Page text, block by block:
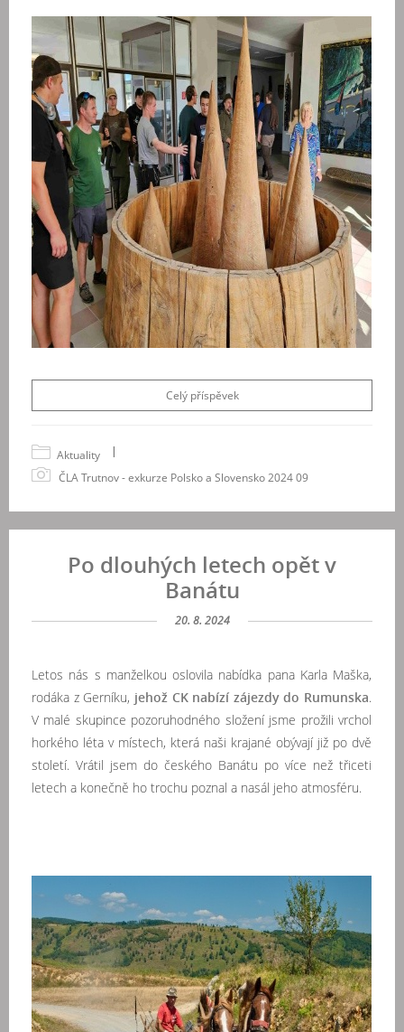
Celý příspěvek
Aktuality
|
ČLA Trutnov - exkurze Polsko a Slovensko 2024 09
Po dlouhých letech opět v
Banátu
20. 8. 2024
Letos nás s manželkou oslovila nabídka pana Karla Maška,
rodáka z Gerníku, jehož CK nabízí zájezdy do Rumunska.
V malé skupince pozoruhodného složení jsme prožili vrchol
horkého léta v místech, která naši krajané obývají již po dvě
století. Vrátil jsem do českého Banátu po více než třiceti
letech a konečně ho trochu poznal a nasál jeho atmosféru.